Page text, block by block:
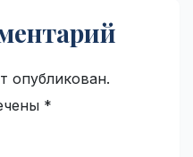
опубликован.
*